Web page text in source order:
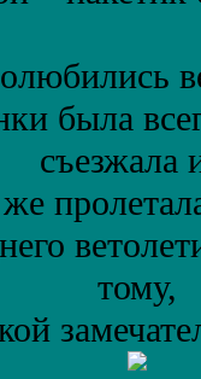
была
съезжала
тому,